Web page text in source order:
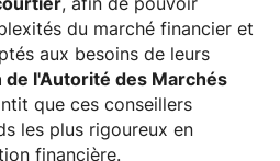
du marché financier et
aux besoins de leurs
l'Autorité des Marchés
que ces conseillers
les plus rigoureux en
financière.